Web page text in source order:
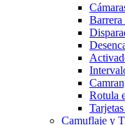
Rotula
Camuflaje y